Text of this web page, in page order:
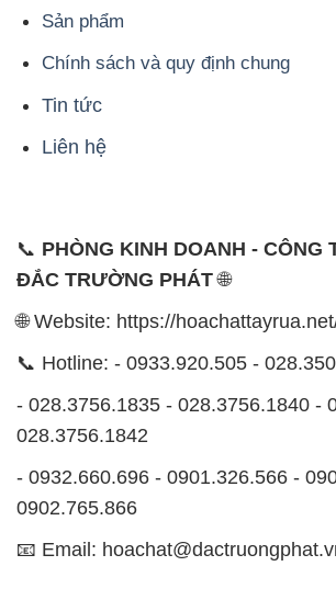
Liên hệ
📞
PHÒNG KINH DOANH - CÔNG
ĐẮC TRƯỜNG PHÁT
- 028.3756.1835 - 028.3756.1840 -
0902.765.866
📧 Email:
ĐỊA CHỈ
1229C Quốc lộ 1A, Phường
Quận Bình Tân, TP. Hồ Chí Minh